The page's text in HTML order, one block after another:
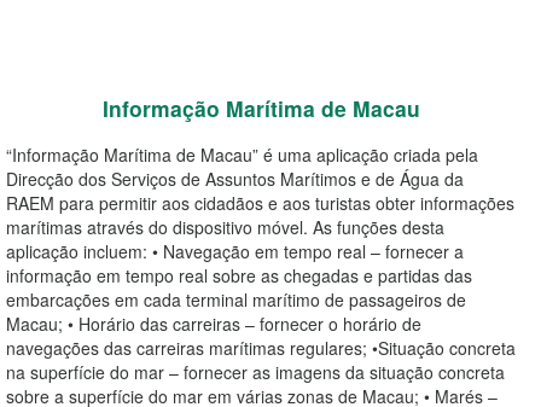
Informação Marítima de Macau
“Informação Marítima de Macau” é uma aplicação criada pela
Direcção dos Serviços de Assuntos Marítimos e de Água da
RAEM para permitir aos cidadãos e aos turistas obter informações
marítimas através do dispositivo móvel. As funções desta
aplicação incluem: • Navegação em tempo real – fornecer a
informação em tempo real sobre as chegadas e partidas das
embarcações em cada terminal marítimo de passageiros de
Macau; • Horário das carreiras – fornecer o horário de
navegações das carreiras marítimas regulares; •Situação concreta
na superfície do mar – fornecer as imagens da situação concreta
sobre a superfície do mar em várias zonas de Macau; • Marés –